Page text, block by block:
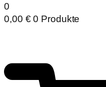
0
0,00 € 0 Produkte